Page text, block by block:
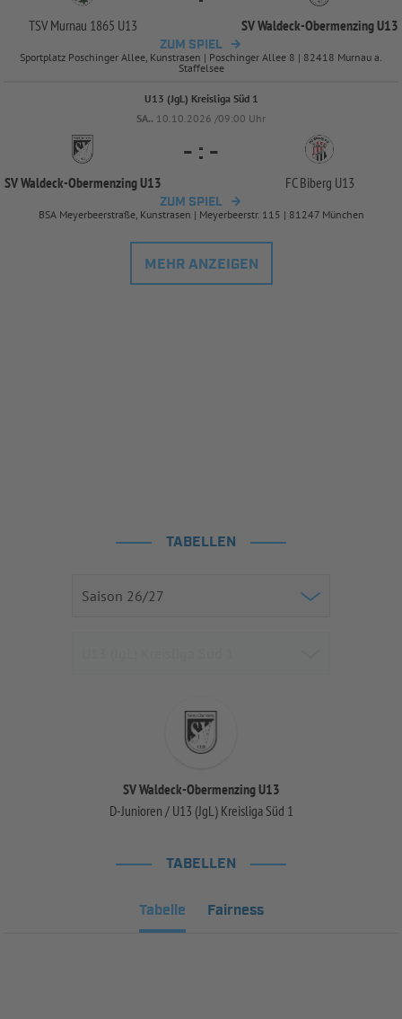
TSV Murnau 1865 U13 SV Waldeck-Obermenzing U13
ZUM SPIEL
Sportplatz Poschinger Allee, Kunstrasen | Poschinger Allee 8 | 82418 Murnau a.
Staffelsee
U13 (JgL) Kreisliga Süd 1
SA.. 10.10.2026 /09:00 Uhr
SV Waldeck-Obermenzing U13
- : -
FC Biberg U13
ZUM SPIEL
BSA Meyerbeerstraße, Kunstrasen | Meyerbeerstr. 115 | 81247 München
MEHR ANZEIGEN
TABELLEN
SV Waldeck-Obermenzing U13
D-Junioren / U13 (JgL) Kreisliga Süd 1
TABELLEN
Tabelle Fairness